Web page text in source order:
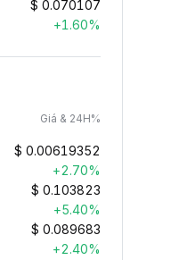
$ 0.070107
+1.60%
Giá & 24H%
$ 0.00619352
+2.70%
$ 0.103823
+5.40%
$ 0.089683
+2.40%